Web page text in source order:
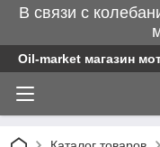
В связи с
Oil-market магазин